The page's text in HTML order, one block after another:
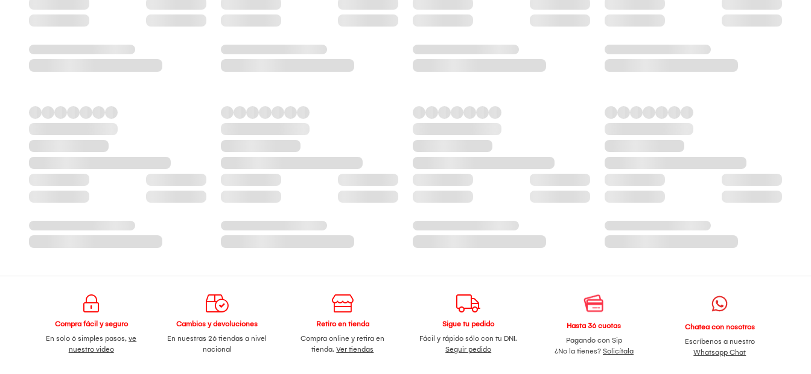
Compra fácil y seguro
En solo 6 simples pasos,ve
nuestro video
Cambios y devoluciones
En nuestras 26 tiendas a nivel
nacional
Retiro en tienda
Compra online y retira en
tienda.Ver tiendas
Sigue tu pedido
Fácil y rápido sólo con tu DNI.
Seguir pedido
Hasta 36 cuotas
Pagando con Sip
¿No la tienes? Solicítala
Chatea con nosotros
Escríbenos a nuestro
Whatsapp Chat